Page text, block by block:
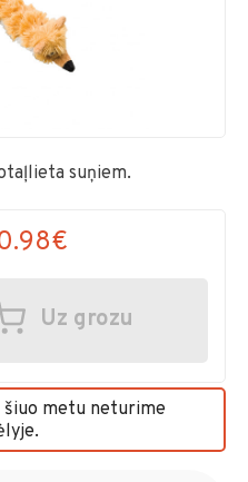
suņiem.
Uz grozu
metu neturime